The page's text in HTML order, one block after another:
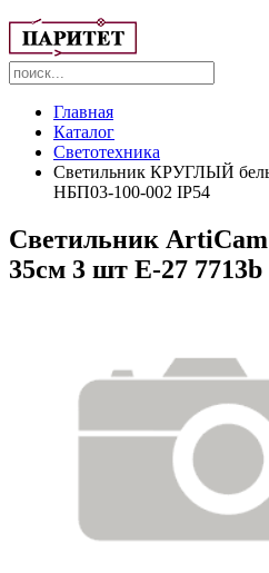
Главная
Каталог
Светотехника
Светильник КРУГЛЫЙ
НБП03-100-002 IP54
Светильник
35см 3 шт Е-27 7713b